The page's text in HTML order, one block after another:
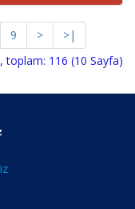
9 >
>|
toplam: 116 (10 Sayfa)